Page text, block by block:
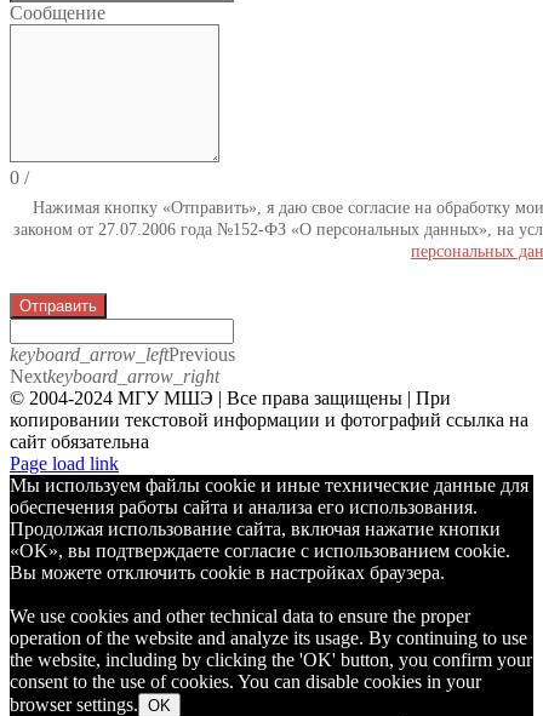
Сообщение
0 /
Нажимая кнопку «Отправить», я даю свое согласие на обработку
законом от 27.07.2006 года №152-ФЗ «О персональных данных», на
персональных
Отправить
keyboard_arrow_leftPrevious
Nextkeyboard_arrow_right
© 2004-2024 МГУ МШЭ | Все права защищены | При
копировании текстовой информации и фотографий ссылка на
сайт обязательна
Telegram
Page load link
Мы используем файлы cookie и иные технические данные для
обеспечения работы сайта и анализа его использования.
Продолжая использование сайта, включая нажатие кнопки
«OK», вы подтверждаете согласие с использованием cookie.
Вы можете отключить cookie в настройках браузера.
We use cookies and other technical data to ensure the proper
operation of the website and analyze its usage. By continuing to use
the website, including by clicking the 'OK' button, you confirm your
consent to the use of cookies. You can disable cookies in your
browser settings. OK